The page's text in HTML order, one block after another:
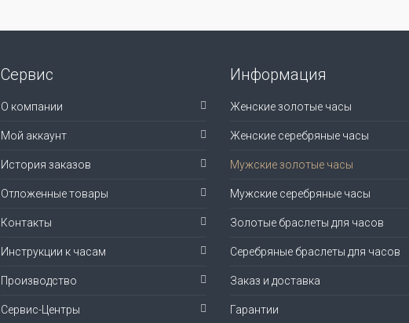
Сервис
О компании
Мой аккаунт
История заказов
Отложенные товары
Контакты
Инструкции к часам
Производство
Сервис-Центры
Информация
Женские золотые часы
Женские серебряные часы
Мужские золотые часы
Мужские серебряные часы
Золотые браслеты для часов
Серебряные браслеты для часов
Заказ и доставка
Гарантии